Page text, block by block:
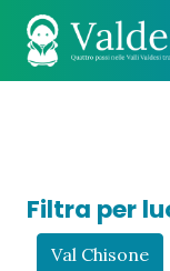
Filtra per
Val Chisone